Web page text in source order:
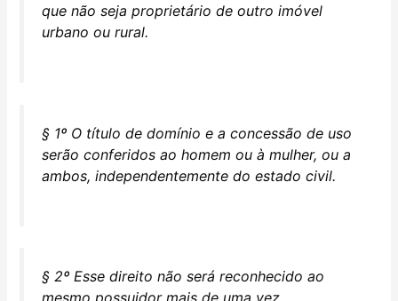
que não seja proprietário de outro imóvel
urbano ou rural.
§ 1º O título de domínio e a concessão de uso
serão conferidos ao homem ou à mulher, ou a
ambos, independentemente do estado civil.
§ 2º Esse direito não será reconhecido ao